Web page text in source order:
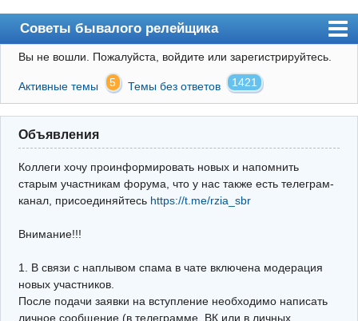
Советы бывалого релейщика
Форум
Правила
Поиск
Регистрация
Архив
Почта
Поиск релейщика
Видео РЗиА
Вы не вошли. Пожалуйста, войдите или зарегистрируйтесь.
Активные темы 5 Темы без ответов 1421
Объявления
Коллеги хочу проинформировать новых и напомнить
старым участникам форума, что у нас также есть телеграм-
канал, присоединяйтесь https://t.me/rzia_sbr
Внимание!!!
1. В связи с наплывом спама в чате включена модерация
новых участников.
После подачи заявки на вступление необходимо написать
личное сообщение (в телеграмме, ВК или в личных